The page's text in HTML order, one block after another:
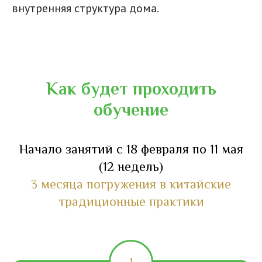
внутренняя структура дома.
Как будет проходить
обучение
Начало занятий с 18 февраля по 11 мая
(12 недель)
3 месяца погружения в китайские
традиционные практики